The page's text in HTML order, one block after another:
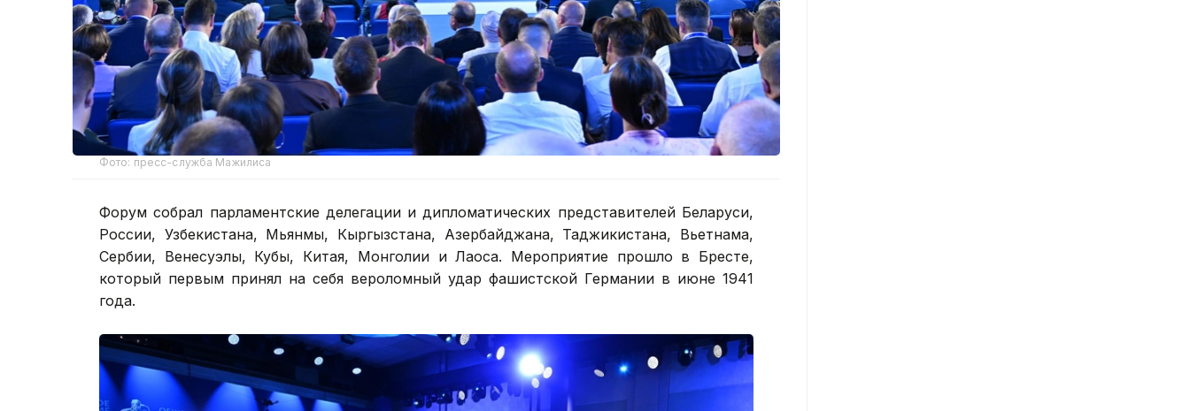
Фото: пресс-служба Мажилиса
Форум собрал парламентские делегации и дипломатических представителей Беларуси,
России, Узбекистана, Мьянмы, Кыргызстана, Азербайджана, Таджикистана, Вьетнама,
Сербии, Венесуэлы, Кубы, Китая, Монголии и Лаоса. Мероприятие прошло в Бресте,
который первым принял на себя вероломный удар фашистской Германии в июне 1941
года.